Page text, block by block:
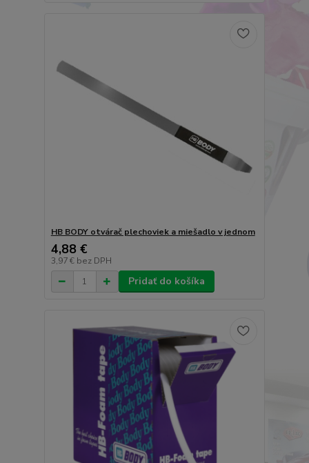
HB BODY otvárač plechoviek a miešadlo v jednom
4,88 €
3,97 € bez DPH
Pridať do košíka